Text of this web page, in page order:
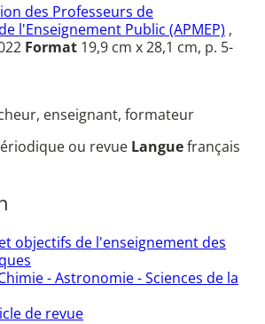
des Professeurs de
l'Enseignement Public (APMEP) ,
Format 19,9 cm x 28,1 cm, p. 5-
enseignant, formateur
ou revue Languefrançais
objectifs de l'enseignement des
- Astronomie - Sciences de la
de revue